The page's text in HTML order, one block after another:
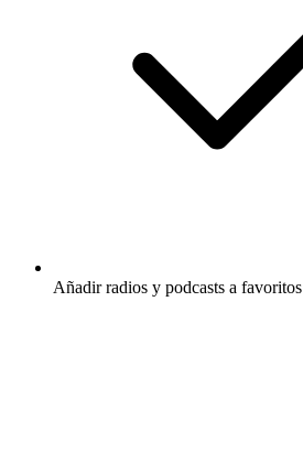
Añadir radios y podcasts a favoritos